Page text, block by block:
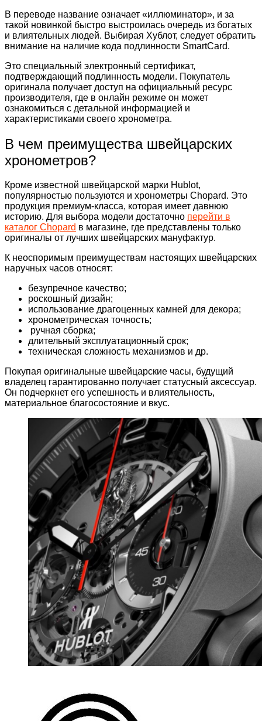
В переводе название означает «иллюминатор», и за
такой новинкой быстро выстроилась очередь из богатых
и влиятельных людей. Выбирая Хублот, следует обратить
внимание на наличие кода подлинности SmartCard.
Это специальный электронный сертификат,
подтверждающий подлинность модели. Покупатель
оригинала получает доступ на официальный ресурс
производителя, где в онлайн режиме он может
ознакомиться с детальной информацией и
характеристиками своего хронометра.
В чем преимущества швейцарских
хронометров?
Кроме известной швейцарской марки Hublot,
популярностью пользуются и хронометры Chopard. Это
продукция премиум-класса, которая имеет давнюю
историю. Для выбора модели достаточно перейти в
каталог Chopard в магазине, где представлены только
оригиналы от лучших швейцарских мануфактур.
К неоспоримым преимуществам настоящих швейцарских
наручных часов относят:
безупречное качество;
роскошный дизайн;
использование драгоценных камней для декора;
хронометрическая точность;
ручная сборка;
длительный эксплуатационный срок;
техническая сложность механизмов и др.
Покупая оригинальные швейцарские часы, будущий
владелец гарантированно получает статусный аксессуар.
Он подчеркнет его успешность и влиятельность,
материальное благосостояние и вкус.